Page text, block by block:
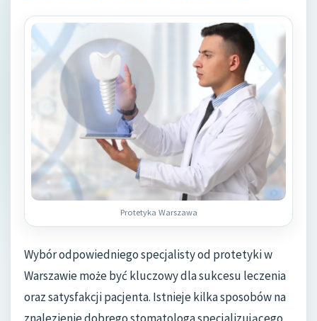
Protetyka Warszawa
Wybór odpowiedniego specjalisty od protetyki w
Warszawie może być kluczowy dla sukcesu leczenia
oraz satysfakcji pacjenta. Istnieje kilka sposobów na
znalezienie dobrego stomatologa specjalizującego